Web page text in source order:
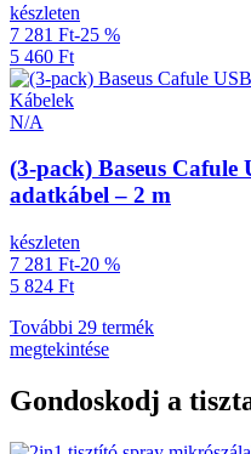
készleten
7 281 Ft-25 %
5 460 Ft
Kábelek
N/A
(3-pack) Baseus Cafule
adatkábel – 2 m
készleten
7 281 Ft-20 %
5 824 Ft
További 29 termék
megtekintése
Gondoskodj a